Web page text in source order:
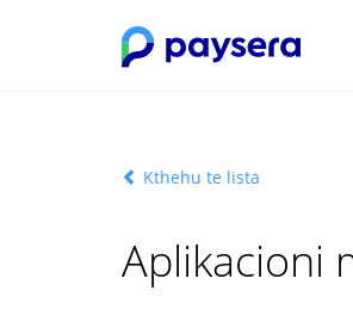
Kthehu te lista
Aplikacioni